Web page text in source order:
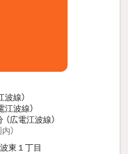
波線）
江波線）
（広電江波線）
）
東１丁目